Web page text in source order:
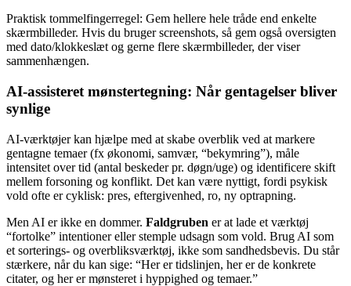
Praktisk tommelfingerregel: Gem hellere hele tråde end enkelte
skærmbilleder. Hvis du bruger screenshots, så gem også oversigten
med dato/klokkeslæt og gerne flere skærmbilleder, der viser
sammenhængen.
AI-assisteret mønstertegning: Når gentagelser bliver
synlige
AI-værktøjer kan hjælpe med at skabe overblik ved at markere
gentagne temaer (fx økonomi, samvær, “bekymring”), måle
intensitet over tid (antal beskeder pr. døgn/uge) og identificere skift
mellem forsoning og konflikt. Det kan være nyttigt, fordi psykisk
vold ofte er cyklisk: pres, eftergivenhed, ro, ny optrapning.
Men AI er ikke en dommer. Faldgruben er at lade et værktøj
“fortolke” intentioner eller stemple udsagn som vold. Brug AI som
et sorterings- og overbliksværktøj, ikke som sandhedsbevis. Du står
stærkere, når du kan sige: “Her er tidslinjen, her er de konkrete
citater, og her er mønsteret i hyppighed og temaer.”